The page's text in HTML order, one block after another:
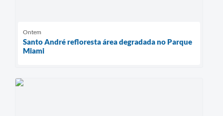
Ontem
Santo André refloresta área degradada no Parque
Miami